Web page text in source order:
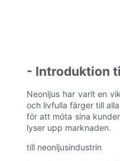
- Introduktion
Neonljus har varit en
och livfulla färger till
för att möta sina
lyser upp marknaden.
till neonljusindustrin